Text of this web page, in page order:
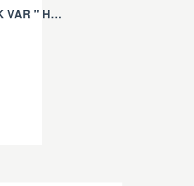
'' * KALEM: (**) VERGISI IÇIN VERGI MATRAHI VE TUTARI ARASINDA UYUMSUZLUK VAR '' HATASI HK